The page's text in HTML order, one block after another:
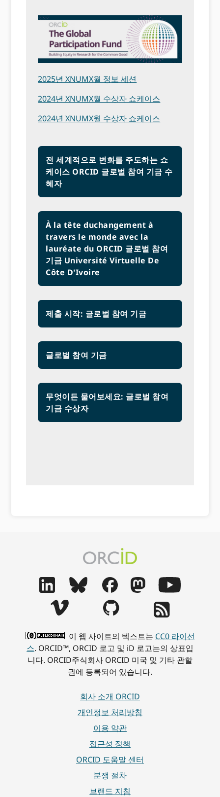
2025년 XNUMX월 정보 세션
2024년 XNUMX월 수상자 쇼케이스
2024년 XNUMX월 수상자 쇼케이스
전 세계적으로 변화를 주도하는 쇼
케이스 ORCID 글로벌 참여 기금 수
혜자
À la tête duchangement à
travers le monde avec la
lauréate du ORCID 글로벌 참여
기금 Université Virtuelle De
Côte D'Ivoire
제출 시작: 글로벌 참여 기금
글로벌 참여 기금
무엇이든 물어보세요: 글로벌 참여
기금 수상자
이 웹 사이트의 텍스트는 CC0 라이선
스. ORCID™, ORCID 로고 및 iD 로고는의 상표입
니다. ORCID주식회사 ORCID 미국 및 기타 관할
권에 등록되어 있습니다.
회사 소개 ORCID
개인정보 처리방침
이용 약관
접근성 정책
ORCID 도움말 센터
분쟁 절차
브랜드 지침